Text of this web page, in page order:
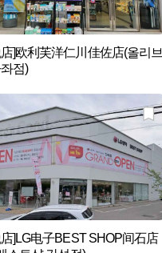
]欧利芙洋仁川佳佐店(올리브
점)
]LG电子BEST SHOP间石店